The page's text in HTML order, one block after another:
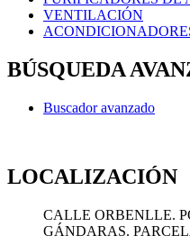
VENTILACIÓN
BÚSQUEDA
Buscador avanzado
LOCALIZACIÓN
CALLE ORBENLLE.
GÁNDARAS.